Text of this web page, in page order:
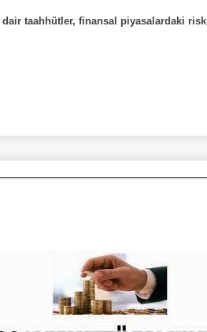
taahhütler, finansal piyasalardaki risk